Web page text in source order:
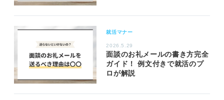
就活マナー
2026.5.29
面談のお礼メールの書き方完全
ガイド！ 例文付きで就活のプ
ロが解説